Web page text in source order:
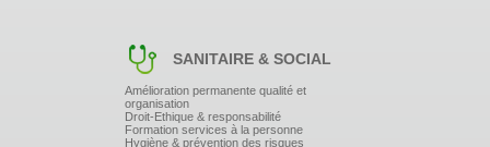
LE MODE OPÉRATOIRE DE DÉPOSE
SANITAIRE & SOCIAL
Amélioration permanente qualité et
organisation
Droit-Ethique & responsabilité
Formation services à la personne
Hygiène & prévention des risques